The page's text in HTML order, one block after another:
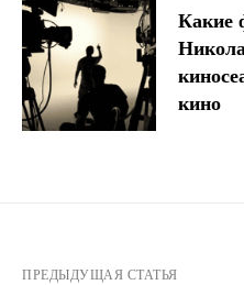
Какие
кино
ПРЕДЫДУЩАЯ СТАТЬЯ